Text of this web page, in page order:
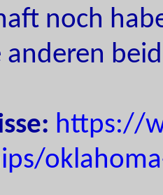
noch
https://